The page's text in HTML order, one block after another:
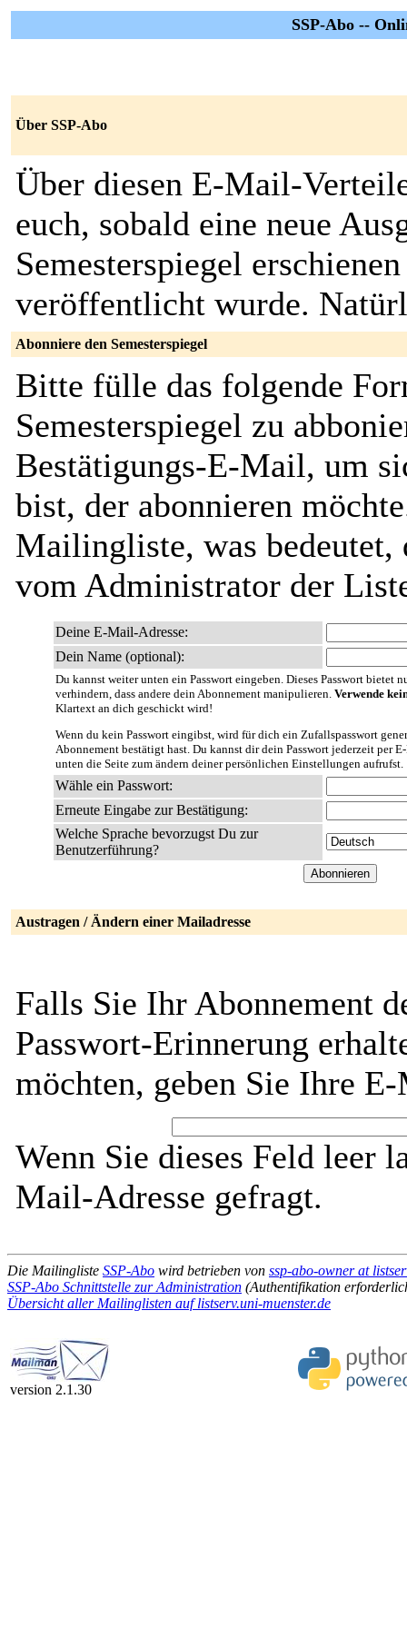
SSP-Abo --
Über SSP-Abo
Über diesen E-Mail-
euch, sobald eine neue
Semesterspiegel
veröffentlicht wurde.
Abonniere den Semesterspiegel
Bitte fülle das folgende
Semesterspiegel zu
Bestätigungs-E-Mail, um
bist, der abonnieren
Mailingliste, was bedeutet,
vom Administrator der
Deine E-Mail-Adresse:
Dein Name (optional):
Du kannst weiter unten ein Passwort eingeben. Dieses Passwort bietet
verhindern, dass andere dein Abonnement manipulieren. Verwende
Klartext an dich geschickt wird!
Wenn du kein Passwort eingibst, wird für dich ein Zufallspasswort
Abonnement bestätigt hast. Du kannst dir dein Passwort jederzeit per
unten die Seite zum ändern deiner persönlichen Einstellungen aufrufst.
Wähle ein Passwort:
Erneute Eingabe zur Bestätigung:
Welche Sprache bevorzugst Du zur
Benutzerführung?
Austragen / Ändern einer Mailadresse
Falls Sie Ihr Abonnement
Passwort-Erinnerung
möchten, geben Sie Ihre
Wenn Sie dieses Feld leer
Mail-Adresse gefragt.
Die Mailingliste SSP-Abo wird betrieben von ssp-abo-owner at
SSP-Abo Schnittstelle zur Administration (Authentifikation
Übersicht aller Mailinglisten auf listserv.uni-muenster.de
version 2.1.30